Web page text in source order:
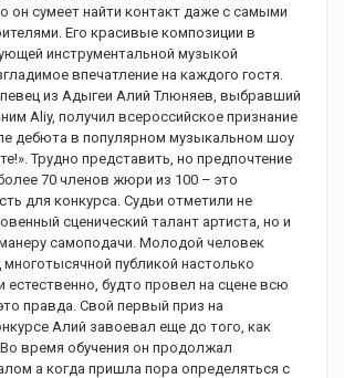
он сумеет найти контакт даже с самыми
Его красивые композиции в
инструментальной музыкой
впечатление на каждого гостя.
из Адыгеи Алий Тлюняев, выбравший
Aliy, получил всероссийское признание
дебюта в популярном музыкальном шоу
Трудно представить, но предпочтение
70 членов жюри из 100 – это
для конкурса. Судьи отметили не
сценический талант артиста, но и
самоподачи. Молодой человек
публикой настолько
естественно, будто провел на сцене всю
правда. Свой первый приз на
Алий завоевал еще до того, как
время обучения он продолжал
а когда пришла пора определяться с